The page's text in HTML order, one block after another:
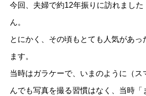
今回、夫婦で約12年振りに訪れました
ん。
とにかく、その頃もとても人気があっ
ます。
当時はガラケーで、いまのように（ス
んでも写真を撮る習慣はなく、当時「